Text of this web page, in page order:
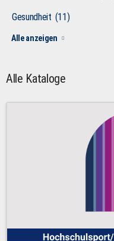
Gesundheit (11)
Alle anzeigen
Alle Kataloge